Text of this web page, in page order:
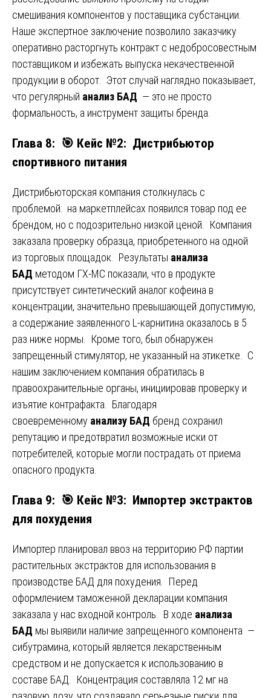
смешивания компонентов у поставщика субстанции.
Наше экспертное заключение позволило заказчику
оперативно расторгнуть контракт с недобросовестным
поставщиком и избежать выпуска некачественной
продукции в оборот. Этот случай наглядно показывает,
что регулярный анализ БАД — это не просто
формальность, а инструмент защиты бренда.
Глава 8: 🎯 Кейс №2: Дистрибьютор
спортивного питания
Дистрибьюторская компания столкнулась с
проблемой: на маркетплейсах появился товар под ее
брендом, но с подозрительно низкой ценой. Компания
заказала проверку образца, приобретенного на одной
из торговых площадок. Результаты анализа
БАД методом ГХ-МС показали, что в продукте
присутствует синтетический аналог кофеина в
концентрации, значительно превышающей допустимую,
а содержание заявленного L-карнитина оказалось в 5
раз ниже нормы. Кроме того, был обнаружен
запрещенный стимулятор, не указанный на этикетке. С
нашим заключением компания обратилась в
правоохранительные органы, инициировав проверку и
изъятие контрафакта. Благодаря
своевременному анализу БАД бренд сохранил
репутацию и предотвратил возможные иски от
потребителей, которые могли пострадать от приема
опасного продукта.
Глава 9: 🎯 Кейс №3: Импортер экстрактов
для похудения
Импортер планировал ввоз на территорию РФ партии
растительных экстрактов для использования в
производстве БАД для похудения. Перед
оформлением таможенной декларации компания
заказала у нас входной контроль. В ходе анализа
БАД мы выявили наличие запрещенного компонента —
сибутрамина, который является лекарственным
средством и не допускается к использованию в
составе БАД. Концентрация составляла 12 мг на